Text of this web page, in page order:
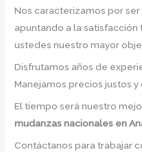
Nos caracterizamos por ser
apuntando a la
ustedes nuestro mayor
Disfrutamos años de
Manejamos precios justos
El tiempo será nuestro
mudanzas nacionales en
Contáctanos para trabajar